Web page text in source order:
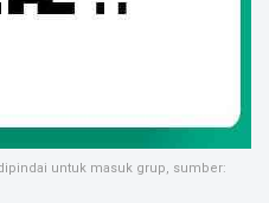
untuk masuk grup, sumber: